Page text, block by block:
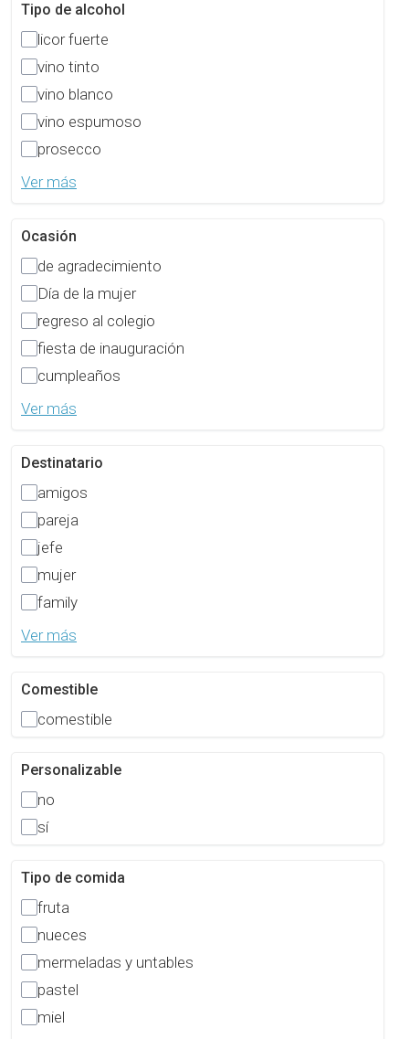
Tipo de alcohol
licor fuerte
vino tinto
vino blanco
vino espumoso
prosecco
Ver más
Ocasión
de agradecimiento
Día de la mujer
regreso al colegio
fiesta de inauguración
cumpleaños
Ver más
Destinatario
amigos
pareja
jefe
mujer
family
Ver más
Comestible
comestible
Personalizable
no
sí
Tipo de comida
fruta
nueces
mermeladas y untables
pastel
miel